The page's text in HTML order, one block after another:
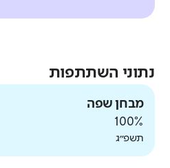
נתוני השתתפות
מבחן שפה
100%
תשפ״ג